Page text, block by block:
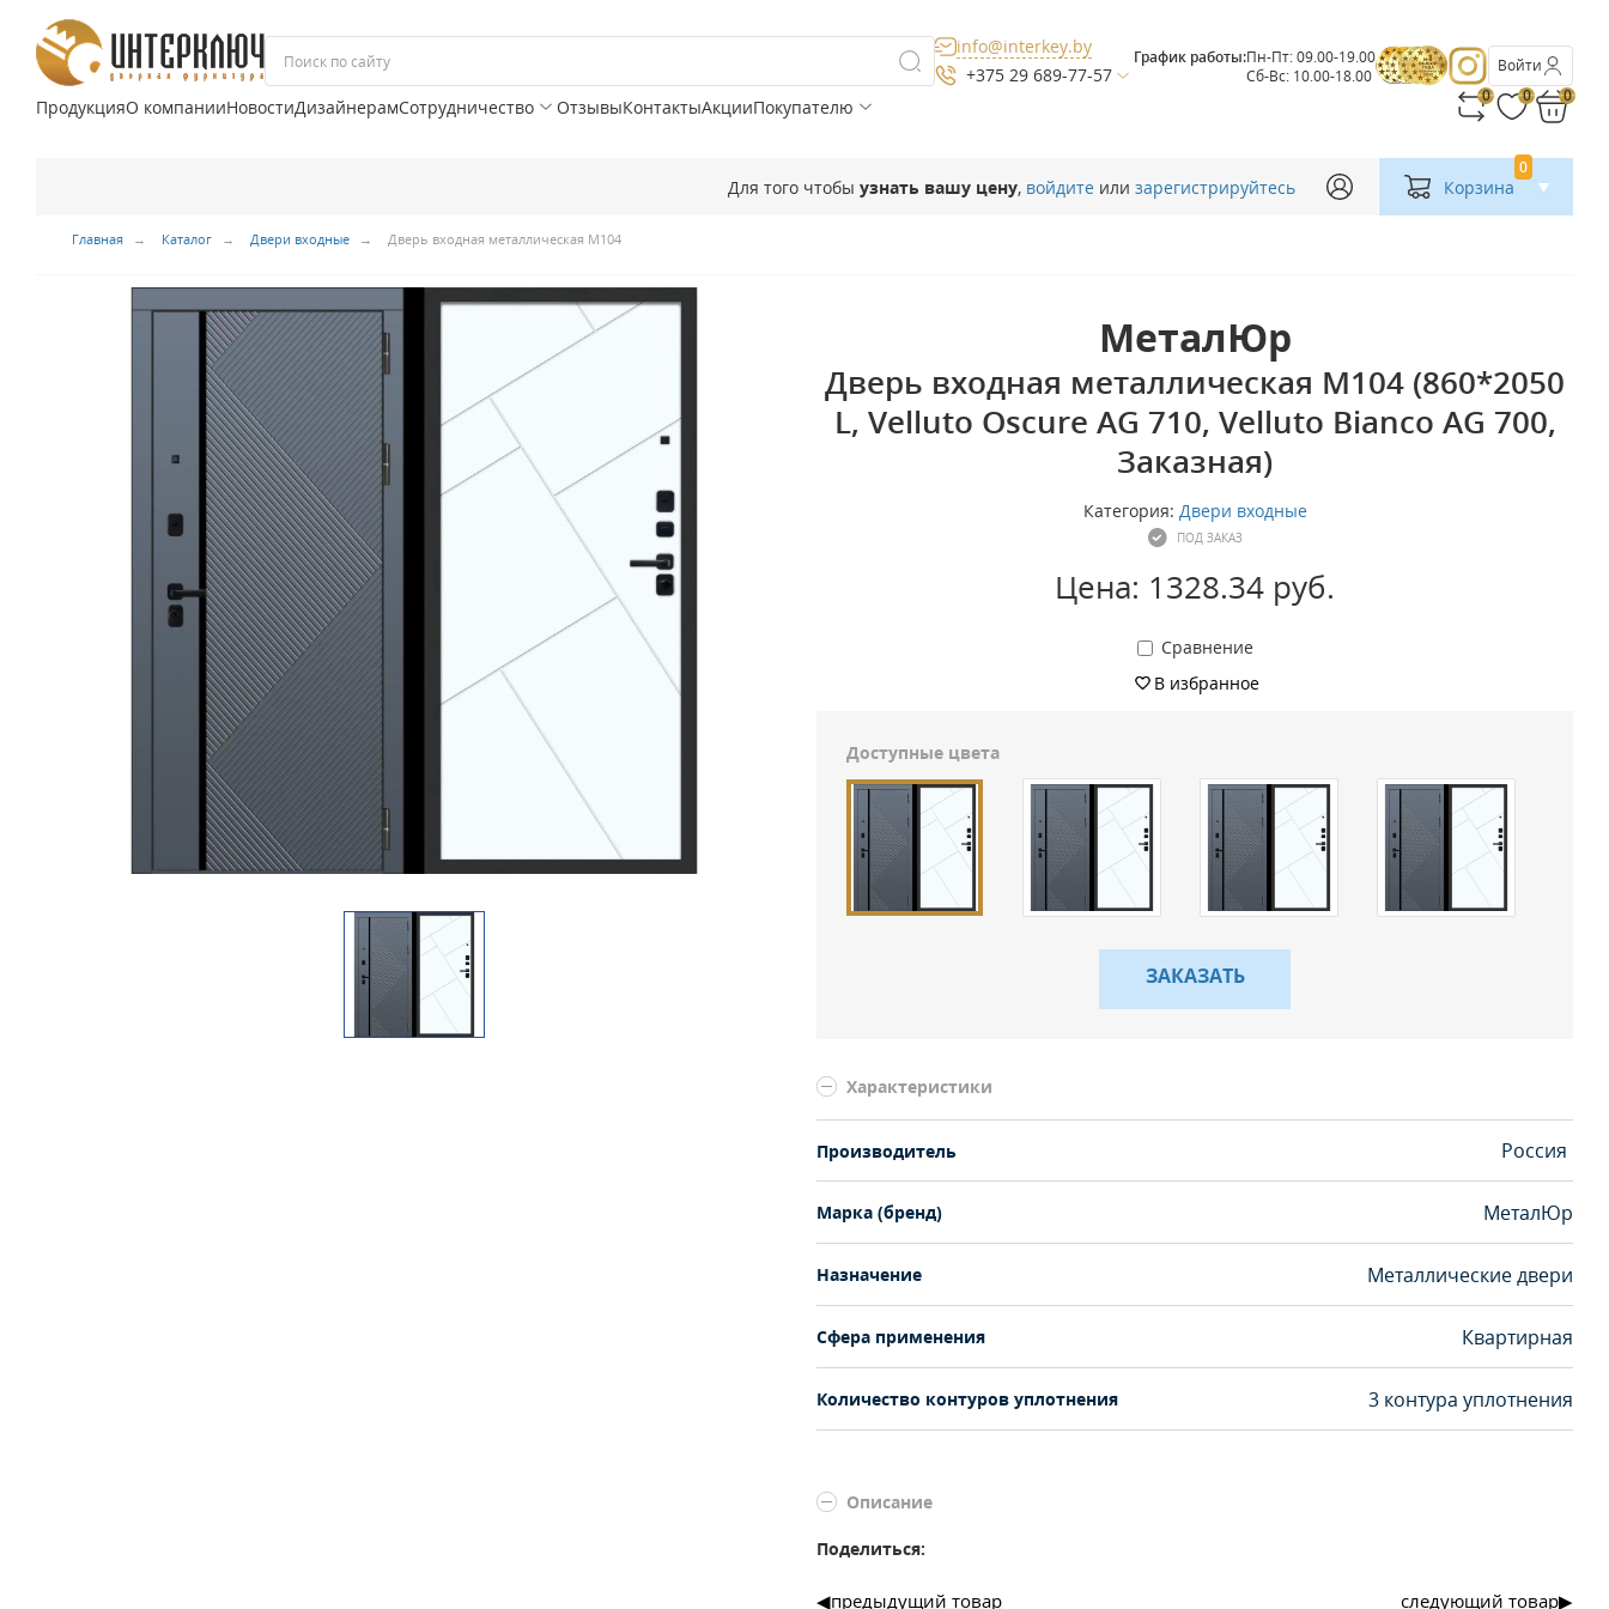
Войти
info@interkey.by
+375 29 689-77-57
График работы:Пн-Пт: 09.00-19.00
Сб-Вс: 10.00-18.00
ПродукцияО компанииНовостиДизайнерамСотрудничество ОтзывыКонтактыАкцииПокупателю 0 0 0
Для того чтобы узнать вашу цену, войдите или зарегистрируйтесь Корзина
0
Главная Каталог Двери входные Дверь входная металлическая М104
МеталЮр
Дверь входная металлическая М104 (860*2050
L, Velluto Oscure AG 710, Velluto Bianco AG 700,
Заказная)
Категория: Двери входные
ПОД ЗАКАЗ
Цена: 1328.34 руб.
Сравнение
В избранное
Доступные цвета
ЗАКАЗАТЬ
Характеристики
Производитель Россия
Марка (бренд) МеталЮр
Назначение Металлические двери
Сфера применения Квартирная
Количество контуров уплотнения 3 контура уплотнения
Описание
Поделиться:
предыдущий товар следующий товар